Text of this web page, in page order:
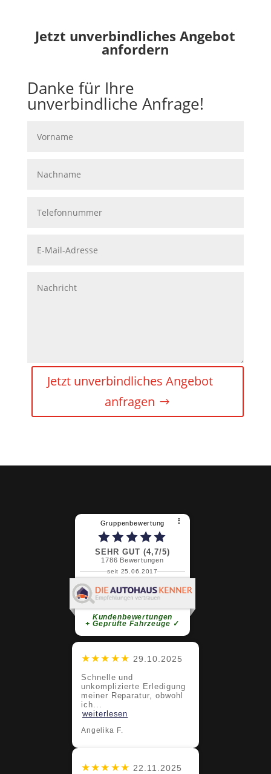
Jetzt unverbindliches Angebot
anfordern
Danke für Ihre
unverbindliche Anfrage!
Jetzt unverbindliches Angebot
anfragen
Gruppenbewertung ⠇
SEHR GUT (4,7/5)
1786 Bewertungen
seit 25.06.2017
Kundenbewertungen
+ Geprüfte Fahrzeuge ✓
Claudia G.
super Service super Team bleibt
★★★★★ 29.10.2025
Schnelle und
unkomplizierte Erledigung
meiner Reparatur, obwohl
ich...
weiterlesen
Angelika F.
★★★★★ 22.11.2025